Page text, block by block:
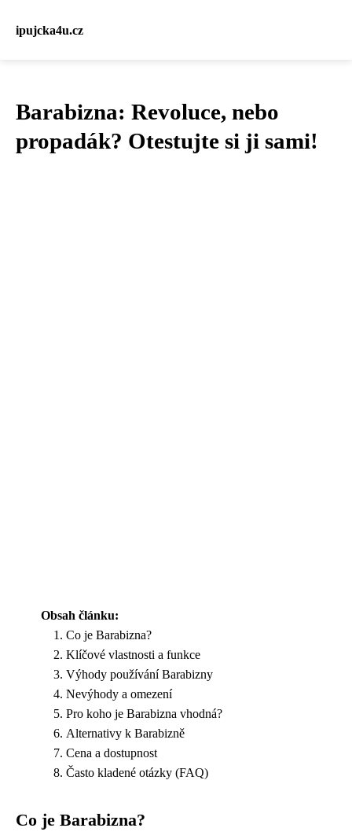
ipujcka4u.cz
Barabizna: Revoluce, nebo
propadák? Otestujte si ji sami!
Obsah článku:
Co je Barabizna?
Klíčové vlastnosti a funkce
Výhody používání Barabizny
Nevýhody a omezení
Pro koho je Barabizna vhodná?
Alternativy k Barabizně
Cena a dostupnost
Často kladené otázky (FAQ)
Co je Barabizna?